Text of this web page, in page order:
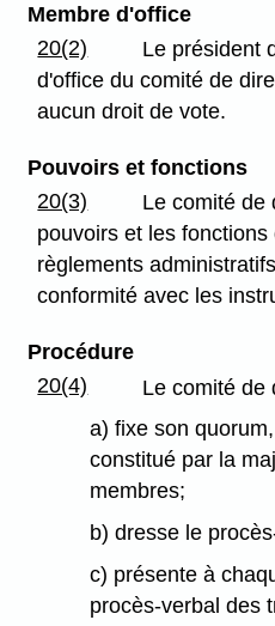
Membre d'office
20(2)
Le président
d'office du comité de
aucun droit de vote.
Pouvoirs et fonctions
20(3)
Le comité de
pouvoirs et les
règlements
conformité avec les
Procédure
20(4)
Le comité de
a) fixe son
constitué par la
membres;
b) dresse le
c) présente à
procès-verbal des